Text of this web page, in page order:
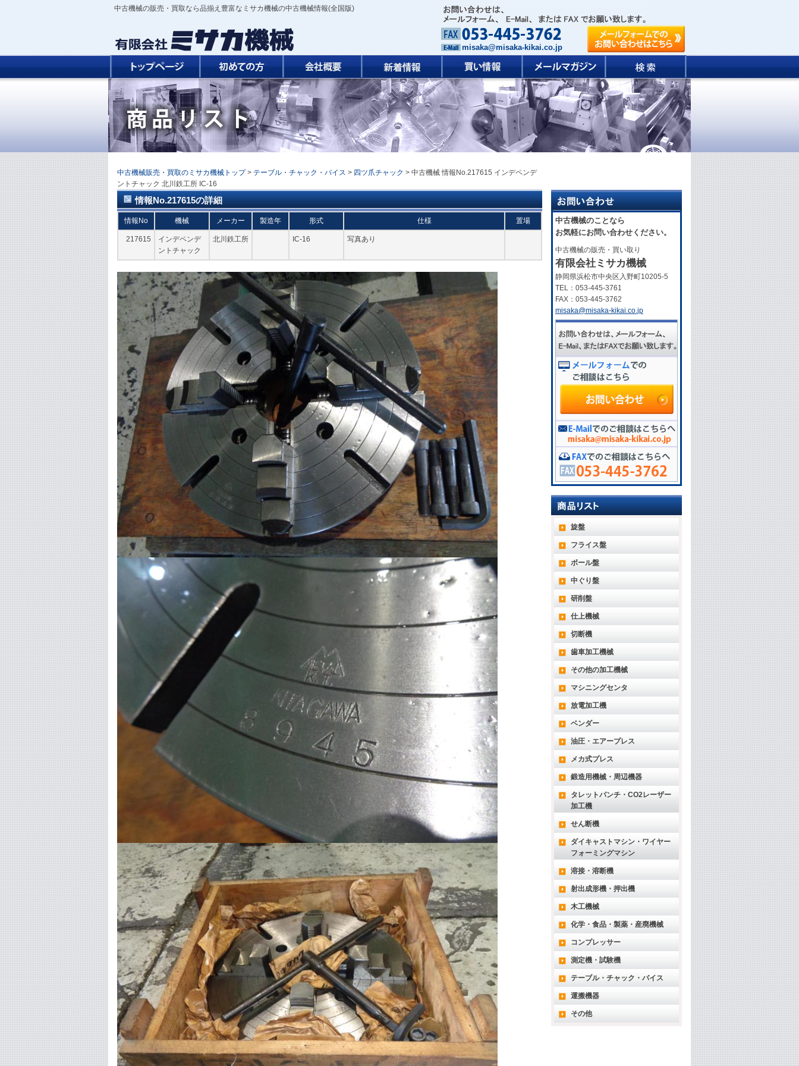
中古機械の販売・買取なら品揃え豊富なミサカ機械の中古機械情報(全国版)
misaka@misaka-kikai.co.jp
中古機械販売・買取のミサカ機械トップ > テーブル・チャック・バイス > 四ツ爪チャック > 中古機械 情報No.217615 インデペンデ
ントチャック 北川鉄工所 IC-16
情報No.217615の詳細
情報No 機械 メーカー 製造年 形式 仕様 置場
217615
インデペンデ
ントチャック
北川鉄工所 IC-16 写真あり
中古機械のことなら
お気軽にお問い合わせください。
中古機械の販売・買い取り
有限会社ミサカ機械
静岡県浜松市中央区入野町10205-5
TEL：053-445-3761
FAX：053-445-3762
misaka@misaka-kikai.co.jp
旋盤
フライス盤
ボール盤
中ぐり盤
研削盤
仕上機械
切断機
歯車加工機械
その他の加工機械
マシニングセンタ
放電加工機
ベンダー
油圧・エアープレス
メカ式プレス
鍛造用機械・周辺機器
タレットパンチ・CO2レーザー
加工機
せん断機
ダイキャストマシン・ワイヤー
フォーミングマシン
溶接・溶断機
射出成形機・押出機
木工機械
化学・食品・製薬・産廃機械
コンプレッサー
測定機・試験機
テーブル・チャック・バイス
運搬機器
その他